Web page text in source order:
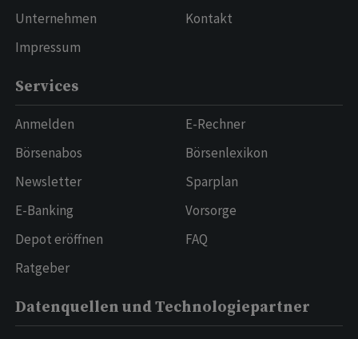
Unternehmen
Impressum
Kontakt
Services
Anmelden
Börsenabos
Newsletter
E-Banking
Depot eröffnen
Ratgeber
E-Rechner
Börsenlexikon
Sparplan
Vorsorge
FAQ
Datenquellen und Technologiepartner